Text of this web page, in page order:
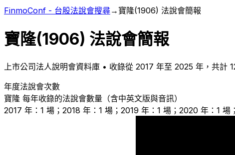
FinmoConf - 台股法說會搜尋→ 寶隆(1906) 法說會簡報
寶隆(1906) 法說會簡報
上市公司法人說明會資料庫 • 收錄從 2017 年至 2025 年，共計
年度法說會次數
寶隆 每年收錄的法說會數量（含中英文版與音訊）
2017 年：1 場；2018 年：1 場；2019 年：1 場；2020 年：1